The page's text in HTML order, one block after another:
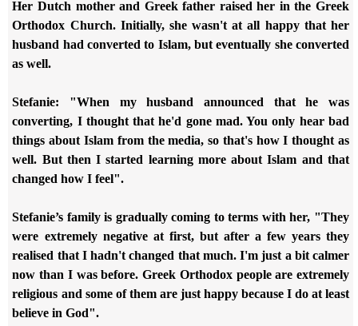
Her Dutch mother and Greek father raised her in the Greek
Orthodox Church. Initially, she wasn't at all happy that her
husband had converted to Islam, but eventually she converted
as well.
Stefanie: "When my husband announced that he was
converting, I thought that he'd gone mad. You only hear bad
things about Islam from the media, so that's how I thought as
well. But then I started learning more about Islam and that
changed how I feel".
Stefanie’s family is gradually coming to terms with her, "They
were extremely negative at first, but after a few years they
realised that I hadn't changed that much. I'm just a bit calmer
now than I was before. Greek Orthodox people are extremely
religious and some of them are just happy because I do at least
believe in God".